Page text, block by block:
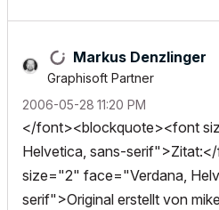
Markus Denzlinger
Graphisoft Partner
‎2006-05-28 11:20 PM
</font><blockquote><font
Helvetica, sans-
size="2" face="Verdana,
serif">Original erstellt von